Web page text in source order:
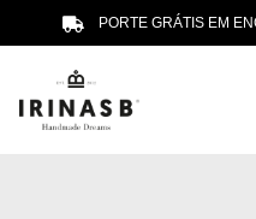
PORTE GRÁTIS EM